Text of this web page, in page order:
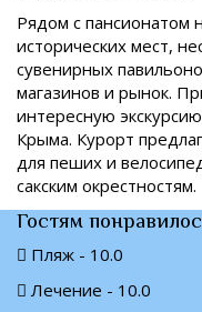
Рядом с пансионатом
исторических мест,
сувенирных
магазинов и рынок.
интересную
Крыма. Курорт
для пеших и
сакским окрестностям.
Гостям
Пляж - 10.0
Лечение - 10.0